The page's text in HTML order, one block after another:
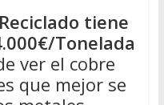
tiene
Tonelada
ver el cobre
que mejor se